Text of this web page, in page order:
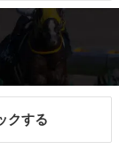
クする